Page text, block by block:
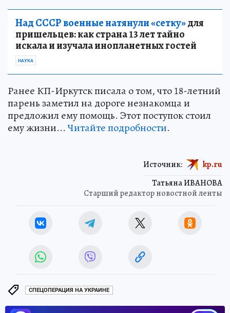
Над СССР военные натянули «сетку»для
пришельцев: как страна 13 лет тайно
искала и изучала инопланетных гостей
НАУКА
Ранее КП-Иркутск писала о том, что 18-летний
парень заметил на дороге незнакомца и
предложил ему помощь. Этот поступок стоил
ему жизни...Читайте подробности.
Татьяна ИВАНОВА
Старший редактор новостной ленты
Источник: kp.ru
СПЕЦОПЕРАЦИЯ НА УКРАИНЕ